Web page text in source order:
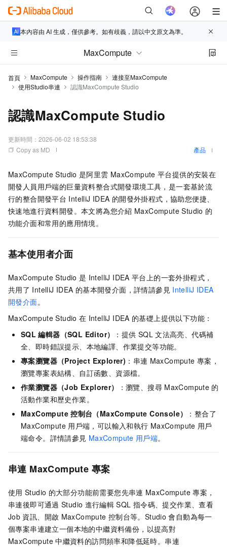
本內容由 AI 生成，僅供參考。如有歧義，請以中文原文為準。
MaxCompute
首頁 MaxCompute 操作指南
連接至MaxCompute
使用Studio串連
認識MaxCompute Studio
認識MaxCompute Studio
更新時間： 2026-06-02 18:53:38
Copy as MD
產品
MaxCompute Studio 是阿里雲 MaxCompute 平台提供的安裝在
開發人員用戶端的巨量資料整合式開發環境工具，是一套基於流
行的整合開發平台 IntelliJ IDEA 的開發外掛程式，協助您便捷、
快速地進行資料開發。本文將為您介紹 MaxCompute Studio 的
功能介面和常用的應用情境。
基本使用者介面
MaxCompute Studio 是 IntelliJ IDEA 平台上的一套外掛程式，
共用了 IntelliJ IDEA 的基本開發介面，詳情請參見 IntelliJ IDEA
開發介面。
MaxCompute Studio 在 IntelliJ IDEA 的基礎上提供以下功能：
SQL 編輯器（SQL Editor） ：提供 SQL 文法高亮、代碼補
全、即時錯誤提示、本地編譯、作業提交等功能。
專案瀏覽器（Project Explorer) ：串連 MaxCompute 專案，
瀏覽專案表結構、自訂函數、資源檔。
作業瀏覽器（Job Explorer）
：瀏覽、搜尋 MaxCompute 的
活動作業和歷史作業。
MaxCompute 控制台（MaxCompute Console）
：整合了
MaxCompute 用戶端，可以輸入和執行 MaxCompute 用戶
端命令。詳情請參見 MaxCompute 用戶端。
串連 MaxCompute 專案
使用 Studio 的大部分功能前需要您先串連 MaxCompute 專案，
串連後即可通過 Studio 進行編輯 SQL 指令碼、提交作業、查看
Job 資訊、開啟 MaxCompute 控制台等。Studio 會自動為每一
個專案串連建立一個本地的中繼資料備份，以提高對
MaxCompute 中繼資料的訪問頻率和降低延時。串連